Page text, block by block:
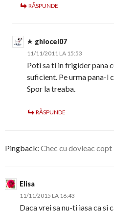
RĂSPUNDE
ghiocel07
11/11/2011 LA 15:53
Poti sa ti in frigider pana
suficient. Pe urma pana-l
Spor la treaba.
RĂSPUNDE
Pingback: Chec cu dovleac
Elisa
11/11/2015 LA 16:43
Daca vrei sa nu-ti iasa ca si